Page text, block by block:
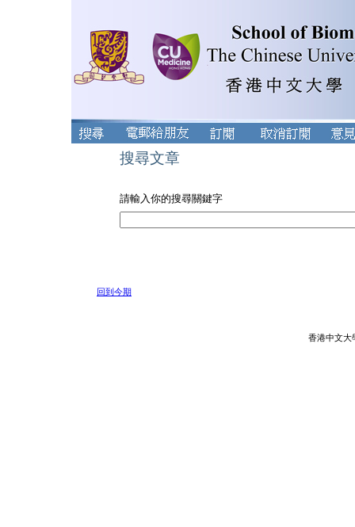
搜尋文章
請輸入你的搜尋關鍵字
回到今期
香港中文大